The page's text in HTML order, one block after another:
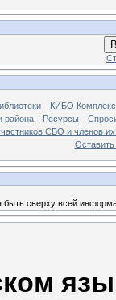
КИБО
района Ресурсы
СВО и членов
Оставить
быть сверху всей